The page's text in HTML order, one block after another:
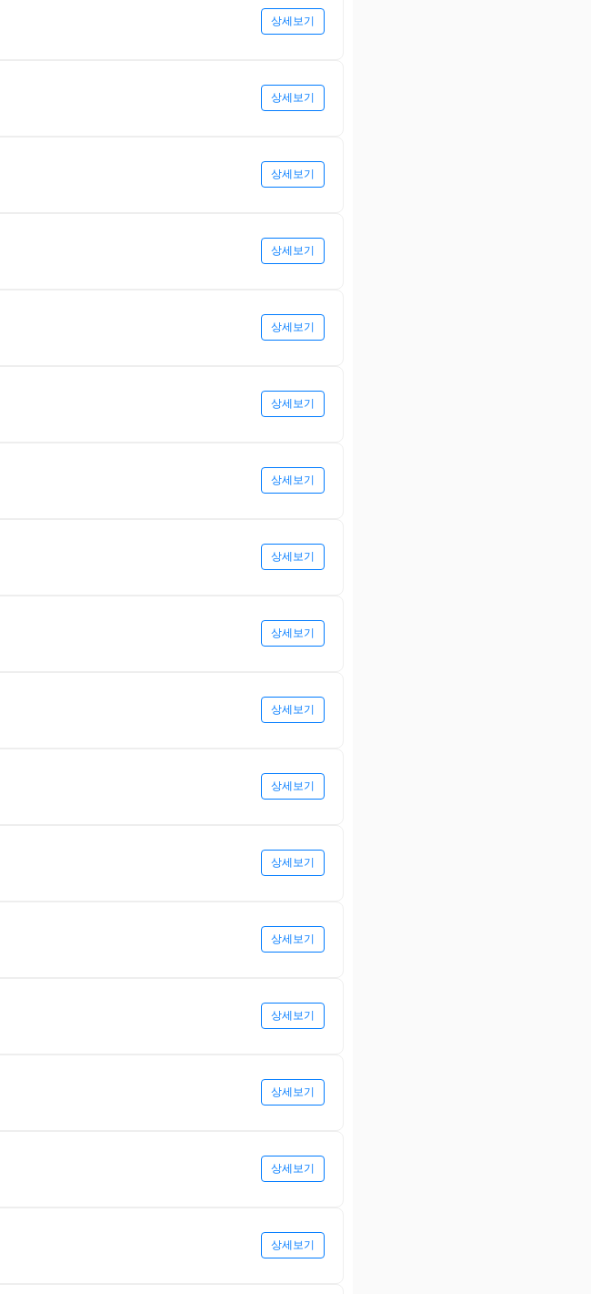
상세보기
상세보기
상세보기
상세보기
상세보기
상세보기
상세보기
상세보기
상세보기
상세보기
상세보기
상세보기
상세보기
상세보기
상세보기
상세보기
상세보기